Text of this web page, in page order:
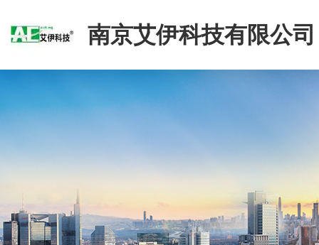
南京艾伊科技有限公司